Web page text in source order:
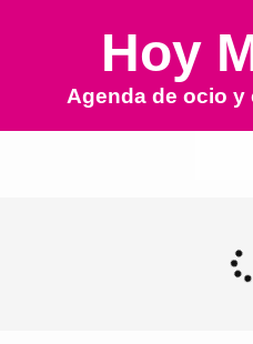
Hoy
Agenda de ocio y